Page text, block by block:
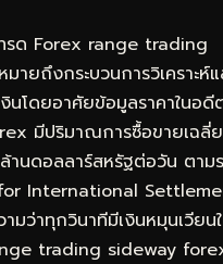
รด Forex range trading
ยถึงกระบวนการวิเคราะห์แ
นโดยอาศัยข้อมูลราคาในอดี
มีปริมาณการซื้อขายเฉลี่ย
านดอลลาร์สหรัฐต่อวัน ตาม
International
มว่าทุกวินาทีมีเงินหมุนเวียน
trading sideway